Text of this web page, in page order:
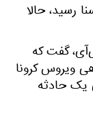
رسید، حالا
گفت که
ویروس کرونا
یک حادثه